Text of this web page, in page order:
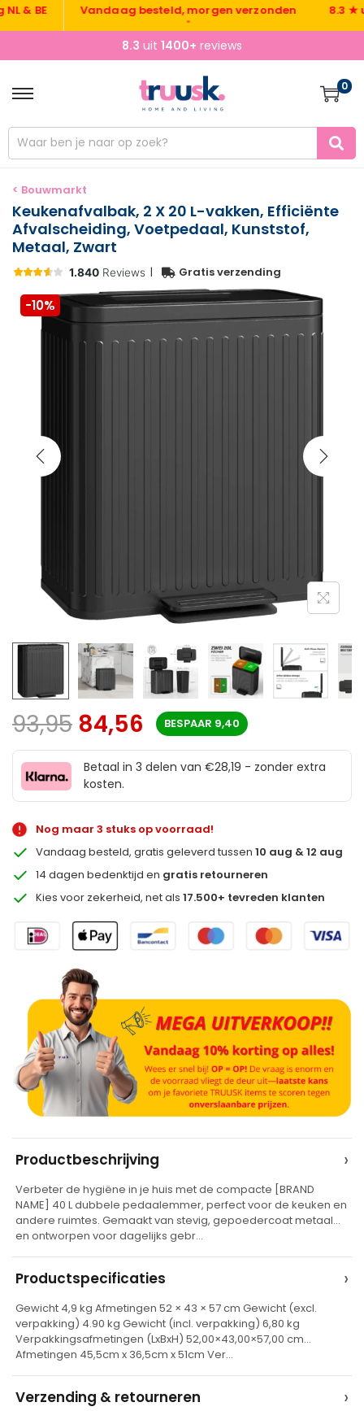
Vandaag besteld, morgen verzonden 8.3 ★ uit
8.3 uit 1400+ reviews
0
< Bouwmarkt
Keukenafvalbak, 2 X 20 L-vakken, Efficiënte
Afvalscheiding, Voetpedaal, Kunststof,
Metaal, Zwart
| Gratis verzending
-10%
93,95 84,56 BESPAAR 9,40
Betaal in 3 delen van €28,19 - zonder extra
kosten.
Nog maar 3 stuks op voorraad!
Vandaag besteld, gratis geleverd tussen10 aug & 12 aug
14 dagen bedenktijd en gratis retourneren
Kies voor zekerheid, net als17.500+ tevreden klanten
e
r
a
t
v
e
Productbeschrijving ›
Verbeter de hygiëne in je huis met de compacte [BRAND
NAME] 40 L dubbele pedaalemmer, perfect voor de keuken en
andere ruimtes. Gemaakt van stevig, gepoedercoat metaal
en ontworpen voor dagelijks gebr…
Productspecificaties ›
Gewicht 4,9 kg Afmetingen 52 × 43 × 57 cm Gewicht (excl.
verpakking) 4.90 kg Gewicht (incl. verpakking) 6,80 kg
Verpakkingsafmetingen (LxBxH) 52,00×43,00×57,00 cm
Afmetingen 45,5cm x 36,5cm x 51cm Ver…
Verzending & retourneren ›